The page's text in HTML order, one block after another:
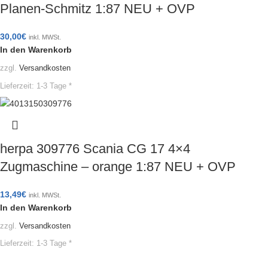
Planen-Schmitz 1:87 NEU + OVP
30,00€ inkl. MWSt.
In den Warenkorb
zzgl. Versandkosten
Lieferzeit: 1-3 Tage *
herpa 309776 Scania CG 17 4×4
Zugmaschine – orange 1:87 NEU + OVP
13,49€ inkl. MWSt.
In den Warenkorb
zzgl. Versandkosten
Lieferzeit: 1-3 Tage *